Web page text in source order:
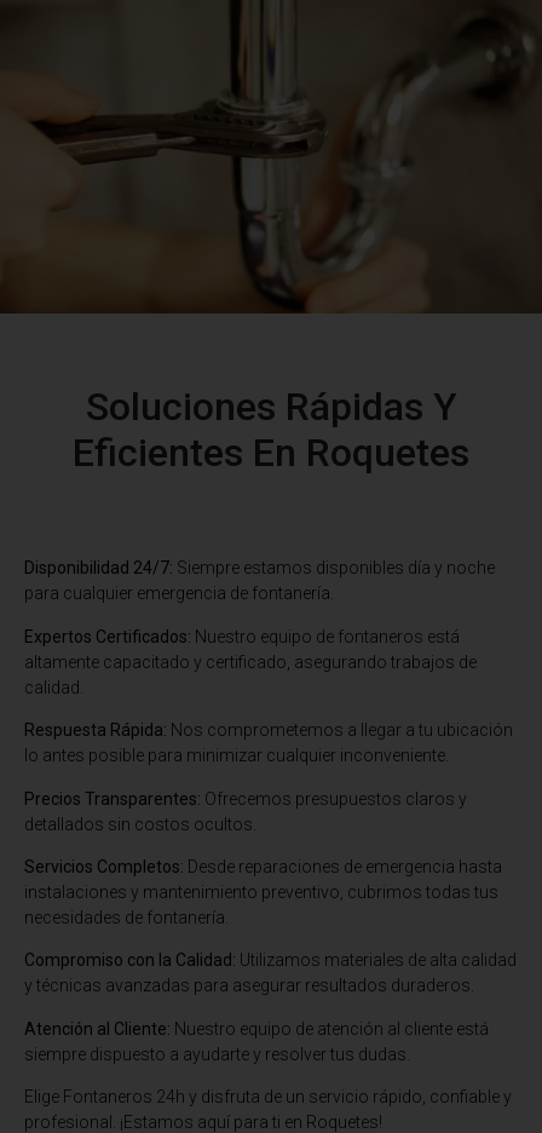
Soluciones Rápidas Y
Eficientes En Roquetes
Disponibilidad 24/7: Siempre estamos disponibles día y noche
para cualquier emergencia de fontanería.
Expertos Certificados: Nuestro equipo de fontaneros está
altamente capacitado y certificado, asegurando trabajos de
calidad.
Respuesta Rápida: Nos comprometemos a llegar a tu ubicación
lo antes posible para minimizar cualquier inconveniente.
Precios Transparentes: Ofrecemos presupuestos claros y
detallados sin costos ocultos.
Servicios Completos: Desde reparaciones de emergencia hasta
instalaciones y mantenimiento preventivo, cubrimos todas tus
necesidades de fontanería.
Compromiso con la Calidad: Utilizamos materiales de alta calidad
y técnicas avanzadas para asegurar resultados duraderos.
Atención al Cliente: Nuestro equipo de atención al cliente está
siempre dispuesto a ayudarte y resolver tus dudas.
Elige Fontaneros 24h y disfruta de un servicio rápido, confiable y
profesional. ¡Estamos aquí para ti en Roquetes!